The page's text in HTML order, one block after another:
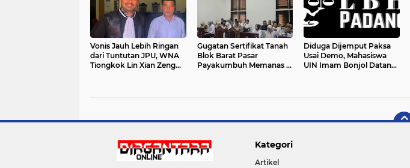
Vonis Jauh Lebih Ringan
dari Tuntutan JPU, WNA
Tiongkok Lin Xian Zeng
Gugatan Sertifikat Tanah
Blok Barat Pasar
Payakumbuh Memanas di
Diduga Dijemput Paksa
Usai Demo, Mahasiswa
UIN Imam Bonjol Datangi
Kategori
Artikel